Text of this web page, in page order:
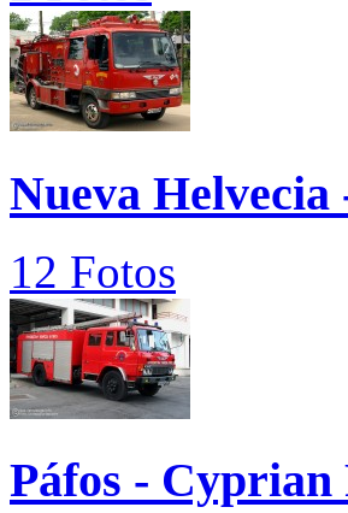
Nueva Helvecia
12 Fotos
Páfos - Cyprian